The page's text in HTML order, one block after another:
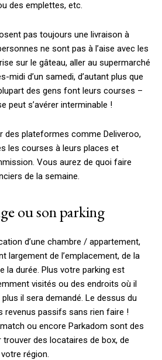
des emplettes, etc.
pas toujours une livraison à
ne sont pas à l’aise avec les
sur le gâteau, aller au supermarché
midi d’un samedi, d’autant plus que
des gens font leurs courses –
peut s’avérer interminable !
des plateformes comme Deliveroo,
les courses à leurs places et
Vous aurez de quoi faire
de la semaine.
ou son parking
d’une chambre / appartement,
largement de l’emplacement, de la
la durée. Plus votre parking est
visités ou des endroits où il
il sera demandé. Le dessus du
revenus passifs sans rien faire !
ou encore Parkadom sont des
des locataires de box, de
région.